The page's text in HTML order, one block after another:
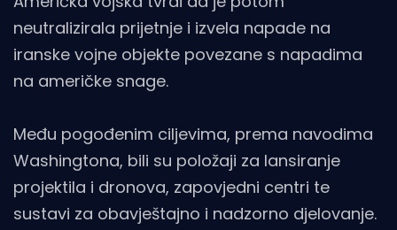
neutralizirala prijetnje i izvela napade na
iranske vojne objekte povezane s napadima
na američke snage.
Među pogođenim ciljevima, prema navodima
Washingtona, bili su položaji za lansiranje
projektila i dronova, zapovjedni centri te
sustavi za obavještajno i nadzorno djelovanje.